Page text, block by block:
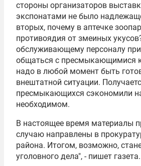
стороны организаторов
экспонатами не было
вторых, почему в аптечке
противоядия от змеиных
обслуживающему персоналу
общаться с пресмыкающимися
надо в любой момент быть
внештатной ситуации.
пресмыкающихся сэкономили
необходимом.
В настоящее время материалы
случаю направлены в
района. Итогом, возможно,
уголовного дела", - пишет газета.